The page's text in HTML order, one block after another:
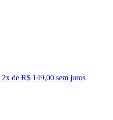
2x de R$ 149,00 sem juros